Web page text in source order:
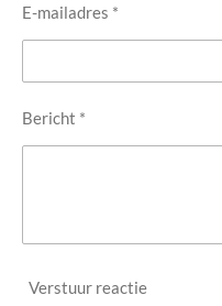
E-mailadres *
Bericht *
Verstuur reactie